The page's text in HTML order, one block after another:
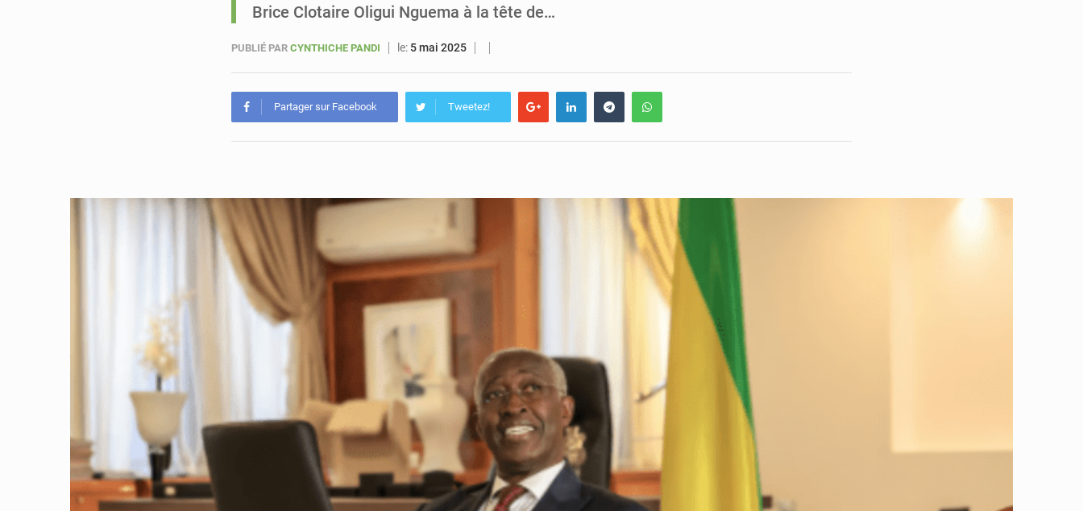
Brice Clotaire Oligui Nguema à la tête de…
PUBLIÉ PAR CYNTHICHE PANDI le: 5 mai 2025
Partager sur Facebook Tweetez!